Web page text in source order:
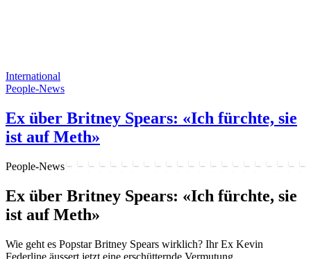
International
People-News
Ex über Britney Spears: «Ich fürchte, sie
ist auf Meth»
People-News
Ex über Britney Spears: «Ich fürchte, sie
ist auf Meth»
Wie geht es Popstar Britney Spears wirklich? Ihr Ex Kevin
Federline äussert jetzt eine erschütternde Vermutung.